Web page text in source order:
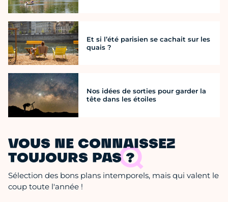
Et si l’été parisien se cachait sur les
quais ?
Nos idées de sorties pour garder la
tête dans les étoiles
VOUS NE CONNAISSEZ
TOUJOURS PAS ?
Sélection des bons plans intemporels, mais qui valent le
coup toute l'année !